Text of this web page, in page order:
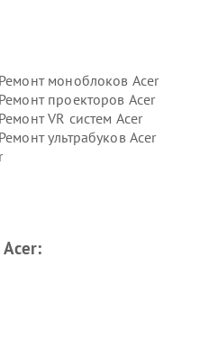
Ремонт моноблоков Acer
Ремонт проекторов Acer
Ремонт VR систем Acer
Ремонт ультрабуков Acer